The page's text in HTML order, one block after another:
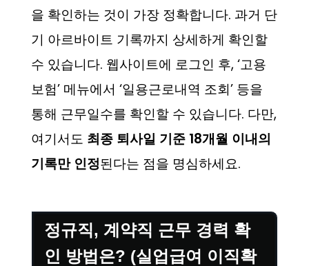
을 확인하는 것이 가장 정확합니다. 과거 단
기 아르바이트 기록까지 상세하게 확인할
수 있습니다. 웹사이트에 로그인 후, ‘고용
보험’ 메뉴에서 ‘일용근로내역 조회’ 등을
통해 근무일수를 확인할 수 있습니다. 다만,
여기서도 최종 퇴사일 기준 18개월 이내의
기록만 인정된다는 점을 명심하세요.
정규직, 계약직 근무 경력 확
인 방법은? (실업급여 이직확